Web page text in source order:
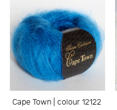
Cape Town | colour 12122